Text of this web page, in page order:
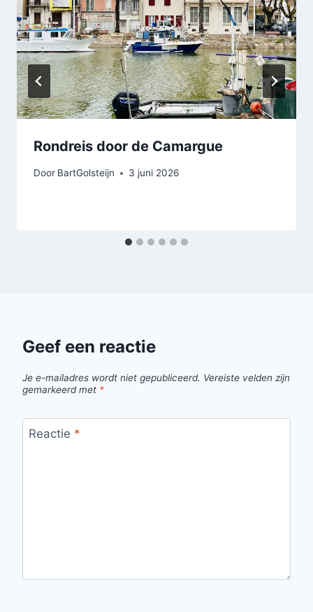
Rondreis door de Camargue
Door BartGolsteijn 3 juni 2026
Geef een reactie
Je e-mailadres wordt niet gepubliceerd. Vereiste velden zijn
gemarkeerd met *
Reactie *